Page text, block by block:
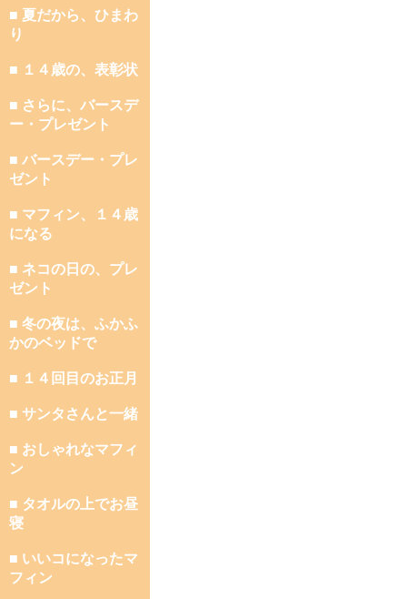
■ 夏だから、ひまわ
り
■ １４歳の、表彰状
■ さらに、バースデ
ー・プレゼント
■ バースデー・プレ
ゼント
■ マフィン、１４歳
になる
■ ネコの日の、プレ
ゼント
■ 冬の夜は、ふかふ
かのベッドで
■ １４回目のお正月
■ サンタさんと一緒
■ おしゃれなマフィ
ン
■ タオルの上でお昼
寝
■ いいコになったマ
フィン